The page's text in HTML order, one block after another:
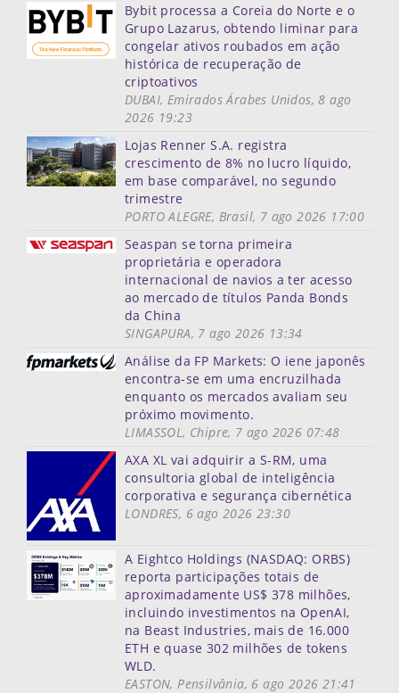
Bybit processa a Coreia do Norte e o
Grupo Lazarus, obtendo liminar para
congelar ativos roubados em ação
histórica de recuperação de
criptoativos
DUBAI, Emirados Árabes Unidos, 8 ago
2026 19:23
Lojas Renner S.A. registra
crescimento de 8% no lucro líquido,
em base comparável, no segundo
trimestre
PORTO ALEGRE, Brasil, 7 ago 2026 17:00
Seaspan se torna primeira
proprietária e operadora
internacional de navios a ter acesso
ao mercado de títulos Panda Bonds
da China
SINGAPURA, 7 ago 2026 13:34
Análise da FP Markets: O iene japonês
encontra-se em uma encruzilhada
enquanto os mercados avaliam seu
próximo movimento.
LIMASSOL, Chipre, 7 ago 2026 07:48
AXA XL vai adquirir a S-RM, uma
consultoria global de inteligência
corporativa e segurança cibernética
LONDRES, 6 ago 2026 23:30
A Eightco Holdings (NASDAQ: ORBS)
reporta participações totais de
aproximadamente US$ 378 milhões,
incluindo investimentos na OpenAI,
na Beast Industries, mais de 16.000
ETH e quase 302 milhões de tokens
WLD.
EASTON, Pensilvânia, 6 ago 2026 21:41